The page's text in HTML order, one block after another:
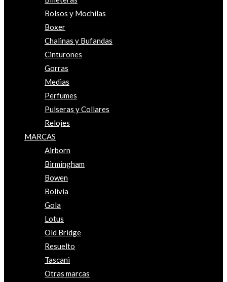
Bolsos y Mochilas
Boxer
Chalinas y Bufandas
Cinturones
Gorras
Medias
Perfumes
Pulseras y Collares
Relojes
MARCAS
Airborn
Birmingham
Bowen
Bolivia
Gola
Lotus
Old Bridge
Resuelto
Tascani
Otras marcas